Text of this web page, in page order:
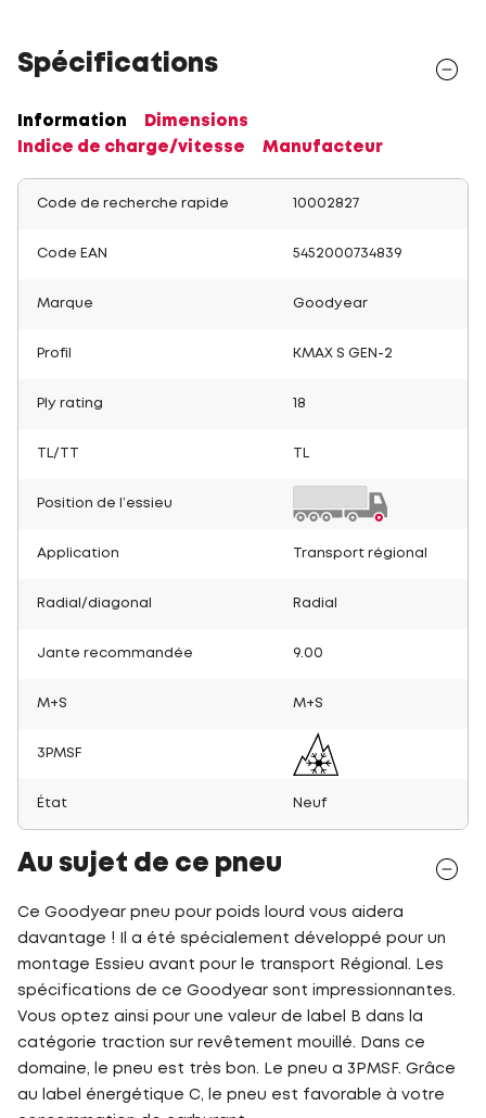
Spécifications
Information
Dimensions
Indice de charge/vitesse
Manufacteur
Code de recherche rapide 10002827
Code EAN 5452000734839
Marque Goodyear
Profil KMAX S GEN-2
Ply rating 18
TL/TT
Position de l’essieu
Application Transport régional
Radial/diagonal Radial
Jante recommandée 9.00
M+S M+S
3PMSF
État Neuf
Au sujet de ce pneu
Ce Goodyear pneu pour poids lourd vous aidera
davantage ! Il a été spécialement développé pour un
montage Essieu avant pour le transport Régional. Les
spécifications de ce Goodyear sont impressionnantes.
Vous optez ainsi pour une valeur de label B dans la
catégorie traction sur revêtement mouillé. Dans ce
domaine, le pneu est très bon. Le pneu a 3PMSF. Grâce
au label énergétique C, le pneu est favorable à votre